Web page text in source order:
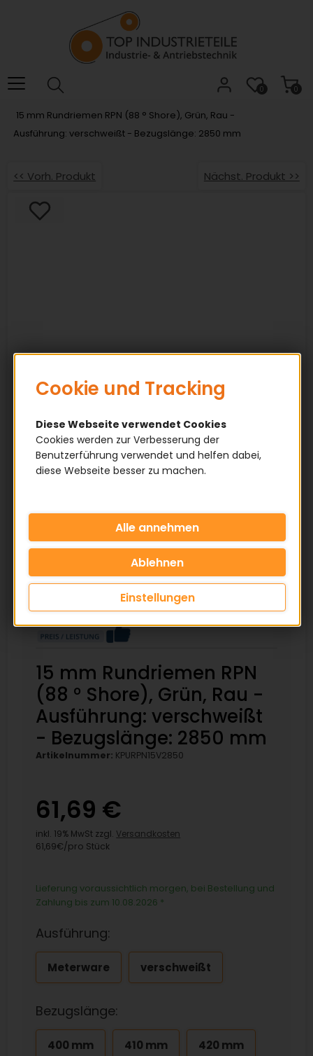
das
Barrierefreiheitsmenü
0
0
15 mm Rundriemen RPN (88 ° Shore), Grün, Rau -
Ausführung: verschweißt - Bezugslänge: 2850 mm
<< Vorh. Produkt Nächst. Produkt >>
15 mm Rundriemen RPN
(88 ° Shore), Grün, Rau -
Ausführung: verschweißt
- Bezugslänge: 2850 mm
Artikelnummer: KPURPN15V2850
61,69 €
inkl. 19% MwSt zzgl. Versandkosten
61,69€/pro Stück
Lieferung voraussichtlich morgen, bei Bestellung und
Zahlung bis zum 10.08.2026 *
Ausführung:
Meterware verschweißt
Bezugslänge:
400 mm 410 mm 420 mm
Cookie und Tracking
Diese Webseite verwendet Cookies
Cookies werden zur Verbesserung der
Benutzerführung verwendet und helfen dabei,
diese Webseite besser zu machen.
Einstellungen